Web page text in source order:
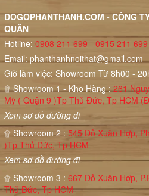
DOGOPHANTHANH.COM - CÔNG
QUÂN
Hotline: 0908 211 699 - 0915 211 699
Email:phanthanhnoithat@gmail.com
Giờ làm việc: Showroom Từ 8h00 -
۩ Showroom 1 - Kho Hàng :261
Mỹ ( Quận 9 )Tp Thủ Đức, Tp HCM
Xem sơ đồ đường đi
۩ Showroom 2 : 545 Đỗ Xuân Hợp,
)Tp Thủ Đức, Tp HCM
Xem sơ đồ đường đi
۩ Showroom 3 : 667 Đỗ Xuân Hợp,
Thủ Đức, Tp HCM